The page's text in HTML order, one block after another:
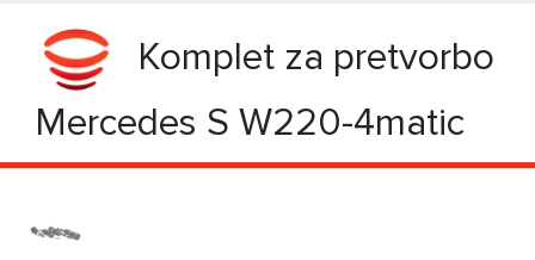
Komplet za pretvorbo
Mercedes S W220-4matic